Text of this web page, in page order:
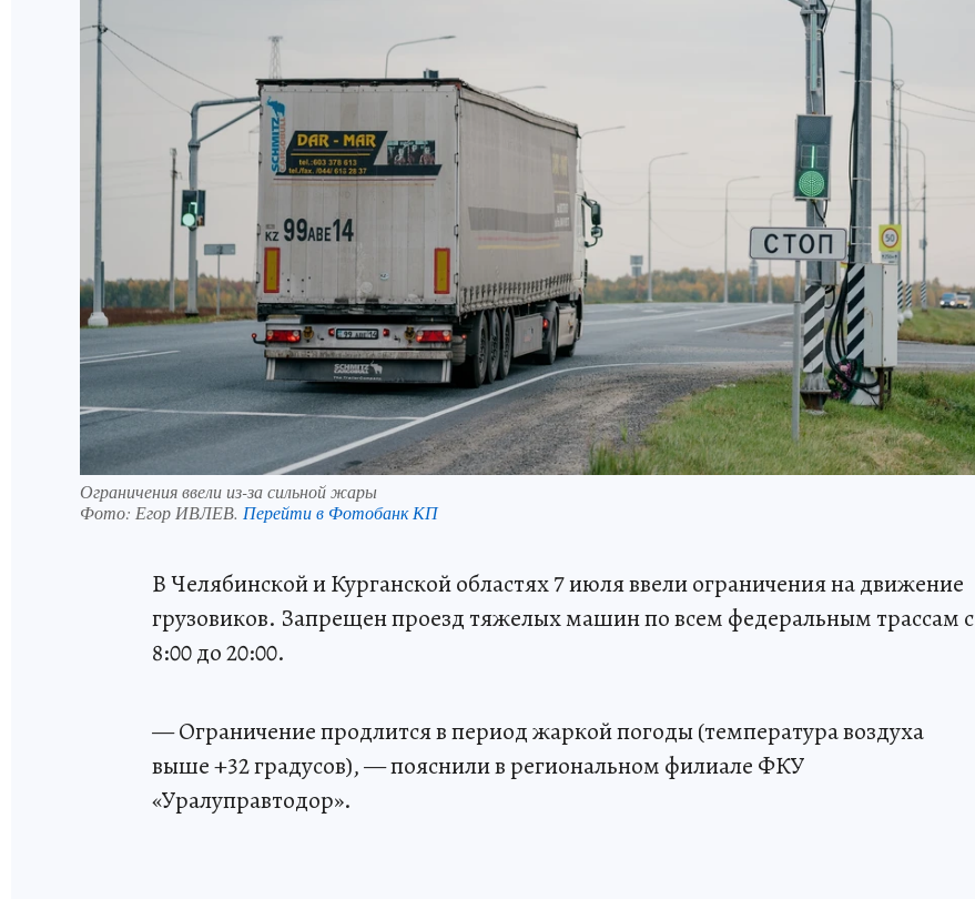
Ограничения ввели из-за сильной жары
Фото: Егор ИВЛЕВ. Перейти в Фотобанк КП
В Челябинской и Курганской областях 7 июля ввели ограничения на движение
грузовиков. Запрещен проезд тяжелых машин по всем федеральным трассам с
8:00 до 20:00.
— Ограничение продлится в период жаркой погоды (температура воздуха
выше +32 градусов), — пояснили в региональном филиале ФКУ
«Уралуправтодор».